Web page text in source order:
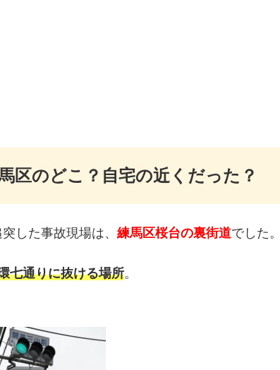
区のどこ？自宅の近くだった？
した事故現場は、 練馬区桜台の裏街道でした。
七通りに抜ける場所。